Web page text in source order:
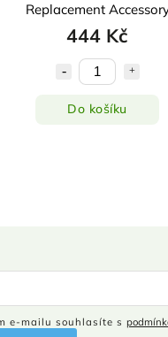
Replacement
Pack CNG-1
444 Kč
Do košíku
e-mailu souhlasíte s